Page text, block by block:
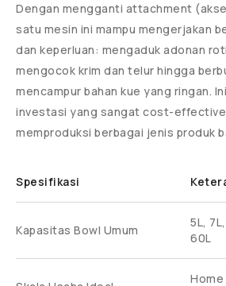
Dengan mengganti attachment
satu mesin ini mampu mengerjakan
dan keperluan: mengaduk adonan
mengocok krim dan telur hingga
mencampur bahan kue yang ringan.
investasi yang sangat cost-effective
memproduksi berbagai jenis produk
Spesifikasi
Kapasitas Bowl Umum
5L,
60L